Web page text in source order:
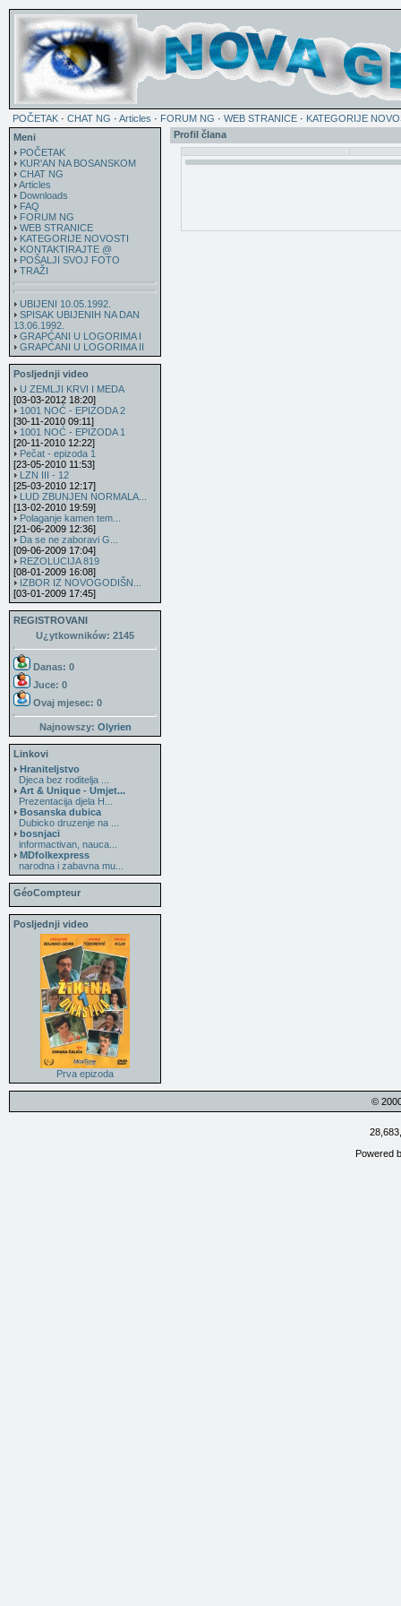
POČETAK · CHAT NG · Articles · FORUM NG · WEB STRANICE · KATEGORIJE
Meni
POČETAK
KUR'AN NA BOSANSKOM
CHAT NG
Articles
Downloads
FAQ
FORUM NG
WEB STRANICE
KATEGORIJE NOVOSTI
KONTAKTIRAJTE @
POŠALJI SVOJ FOTO
TRAŽI
UBIJENI 10.05.1992.
SPISAK UBIJENIH NA DAN
13.06.1992.
GRAPĆANI U LOGORIMA I
GRAPĆANI U LOGORIMA II
Posljednji video
U ZEMLJI KRVI I MEDA
[03-03-2012 18:20]
1001 NOĆ - EPIZODA 2
[30-11-2010 09:11]
1001 NOĆ - EPIZODA 1
[20-11-2010 12:22]
Pečat - epizoda 1
[23-05-2010 11:53]
LZN III - 12
[25-03-2010 12:17]
LUD ZBUNJEN NORMALA...
[13-02-2010 19:59]
Polaganje kamen tem...
[21-06-2009 12:36]
Da se ne zaboravi G...
[09-06-2009 17:04]
REZOLUCIJA 819
[08-01-2009 16:08]
IZBOR IZ NOVOGODIŠN...
[03-01-2009 17:45]
REGISTROVANI
U¿ytkowników: 2145
Danas: 0
Juce: 0
Ovaj mjesec: 0
Najnowszy: Olyrien
Linkovi
Hraniteljstvo
Djeca bez roditelja ...
Art & Unique - Umjet...
Prezentacija djela H...
Bosanska dubica
Dubicko druzenje na ...
bosnjaci
informactivan, nauca...
MDfolkexpress
narodna i zabavna mu...
GéoCompteur
Posljednji video
Prva epizoda
Profil člana
©
Powered